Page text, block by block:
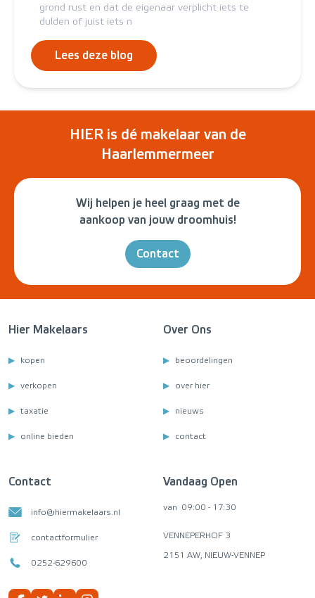
grond rust en dat de eigenaar verplicht iets te
dulden of juist iets n
Lees deze blog
HIER is dé makelaar van de
Haarlemmermeer
Wij helpen je heel graag met de
aankoop van jouw droomhuis!
Contact
Hier Makelaars
kopen
verkopen
taxatie
online bieden
Over Ons
beoordelingen
over hier
nieuws
contact
Contact
info@hiermakelaars.nl
contactformulier
0252-629600
Vandaag Open
van 09:00 - 17:30
VENNEPERHOF 3
2151 AW, NIEUW-VENNEP